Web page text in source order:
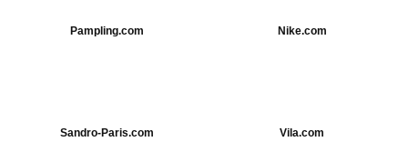
Pampling.com Nike.com
Sandro-Paris.com Vila.com